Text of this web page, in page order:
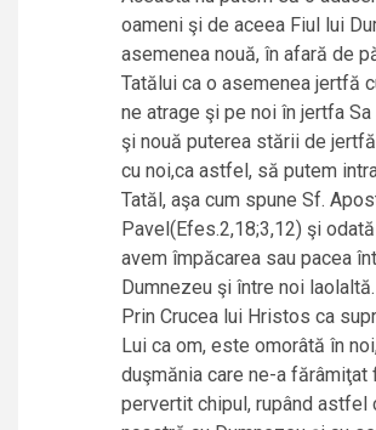
oameni şi de aceea Fiul lui
asemenea nouă, în afară de
Tatălui ca o asemenea jertfă
ne atrage şi pe noi în jertfa
şi nouă puterea stării de
cu noi,ca astfel, să putem
Tatăl, aşa cum spune Sf.
Pavel(Efes.2,18;3,12) şi
avem împăcarea sau pacea
Dumnezeu şi între noi laolaltă.
Prin Crucea lui Hristos ca
Lui ca om, este omorâtă în
duşmănia care ne-a fărâmiţat
pervertit chipul, rupând astfel